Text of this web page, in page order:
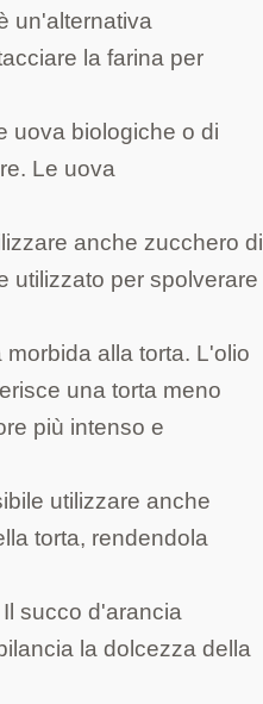
un'alternativa
la farina per
uova biologiche o di
Le uova
anche zucchero di
utilizzato per spolverare
alla torta. L'olio
una torta meno
più intenso e
utilizzare anche
torta, rendendola
succo d'arancia
la dolcezza della